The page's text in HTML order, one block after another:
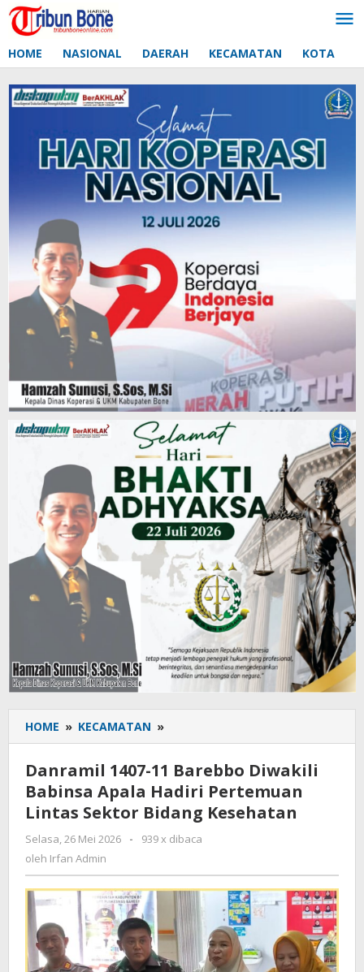
Lewati
ke
HOME NASIONAL DAERAH KECAMATAN KOTA
HOME » KECAMATAN »
1407-
Barebbo
Diwakili
Babinsa
Hadiri
Lintas
Sektor
Bidang
Kesehatan
Danramil 1407-11 Barebbo Diwakili
Babinsa Apala Hadiri Pertemuan
Lintas Sektor Bidang Kesehatan
Selasa, 26 Mei 2026
oleh
-
939 x dibaca
oleh Irfan Admin